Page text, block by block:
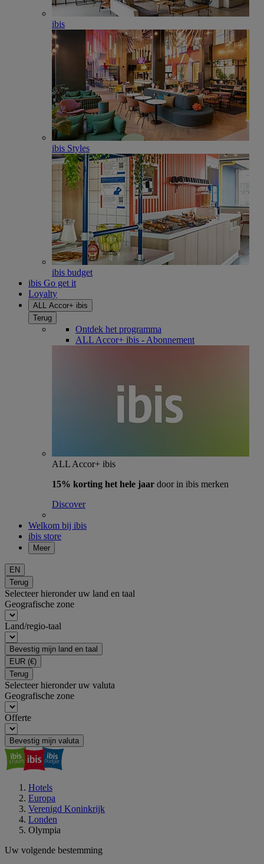
ibis
ibis Styles
ibis budget
ibis Go get it
Loyalty
ALL Accor+ ibis
Terug
Ontdek het programma
ALL Accor+ ibis - Abonnement
ALL Accor+ ibis
15% korting het hele jaar door in ibis merken
Discover
Welkom bij ibis
ibis store
Meer
EN
Terug
Selecteer hieronder uw land en taal
Geografische zone
Land/regio-taal
Bevestig mijn land en taal
EUR (€)
Terug
Selecteer hieronder uw valuta
Geografische zone
Offerte
Bevestig mijn valuta
Hotels
Europa
Verenigd Koninkrijk
Londen
Olympia
Uw volgende bestemming